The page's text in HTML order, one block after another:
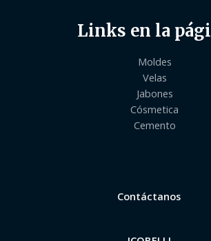
Links en la
Moldes
Velas
Jabones
Cósmetica
Cemento
Contáctanos